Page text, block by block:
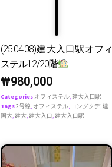
(25.04.08)建大入口駅オフィ
ステル12/20階
₩980,000
Categories オフィステル,建大入口駅
Tags2号線, オフィステル, コングクデ,建
国大,建大,建大入口,建大入口駅